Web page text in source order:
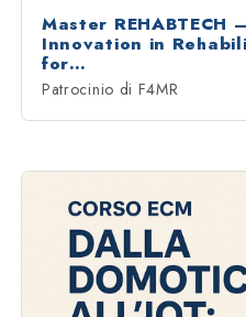
Master REHABTECH
Innovation in
for…
Patrocinio di F4MR